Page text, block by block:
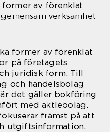
av förenklat
verksamhet
former av förenklat
på företagets
juridisk form. Till
och handelsbolag
det gäller bokföring
med aktiebolag.
främst på att
utgiftsinformation.